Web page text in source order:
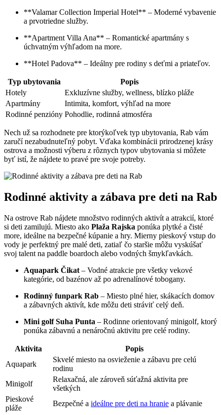
**Valamar Collection Imperial Hotel** – Moderné vybavenie
a prvotriedne služby.
**Apartment Villa Ana** – Romantické apartmány s
úchvatným výhľadom na more.
**Hotel Padova** – Ideálny pre rodiny s deťmi a priateľov.
Typ ubytovania
Popis
Hotely
Exkluzívne služby, wellness, blízko pláže
Apartmány
Intimita, komfort, výhľad na more
Rodinné penzióny Pohodlie, rodinná atmosféra
Nech už sa rozhodnete pre ktorýkoľvek typ ubytovania, Rab vám
zaručí nezabudnuteľný pobyt. Vďaka kombinácii prirodzenej krásy
ostrova a možnosti výberu z rôznych typov ubytovania si môžete
byť istí, že nájdete to pravé pre svoje potreby.
Rodinné aktivity a zábava pre deti na Rab
Na ostrove Rab nájdete množstvo rodinných aktivít a atrakcií, ktoré
si deti zamilujú. Miesto ako Plaža Rajska ponúka plytké a čisté
more, ideálne na bezpečné kúpanie a hry. Mierny pieskový vstup do
vody je perfektný pre malé deti, zatiaľ čo staršie môžu vyskúšať
svoj talent na paddle boardoch alebo vodných šmykľavkách.
Aquapark Čikat – Vodné atrakcie pre všetky vekové
kategórie, od bazénov až po adrenalínové tobogany.
Rodinný funpark Rab – Miesto plné hier, skákacích domov
a zábavných aktivít, kde môžu deti stráviť celý deň.
Mini golf Suha Punta – Rodinne orientovaný minigolf, ktorý
ponúka zábavnú a nenáročnú aktivitu pre celé rodiny.
Aktivita
Popis
Aquapark
Skvelé miesto na osvieženie a zábavu pre celú
rodinu
Minigolf
Relaxačná, ale zároveň súťažná aktivita pre
všetkých
Pieskové
pláže
Bezpečné a ideálne pre deti na hranie a plávanie